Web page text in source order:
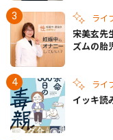
ライ
宋美玄先
ズムの胎
ライ
イッキ読